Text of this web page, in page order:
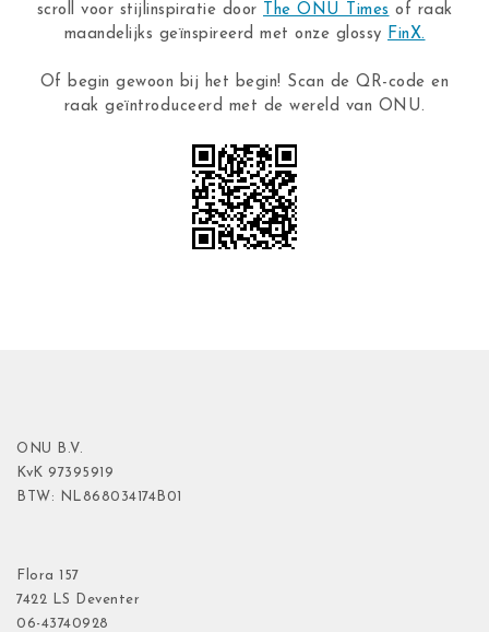
scroll voor stijlinspiratie door
The ONU Times of raak
maandelijks geïnspireerd met onze glossy FinX.
Of begin gewoon bij het begin! Scan de QR-code en
raak geïntroduceerd met de wereld van ONU.
ONU B.V.
KvK 97395919
BTW: NL868034174B01
Flora 157
7422 LS Deventer
06-43740928